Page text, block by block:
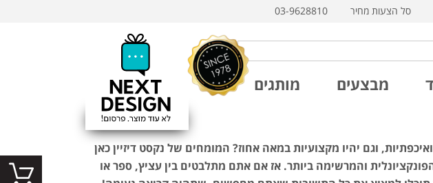
סל הצעות מחיר 03-9628810
מבצעים מותגים
וגם יהיו מקצועיות במאה אחוז? המומחים של נקסט דיזיין כאן
והמרשימה ביותר. אז אם אתם מתלבטים בין עציץ, ספר או